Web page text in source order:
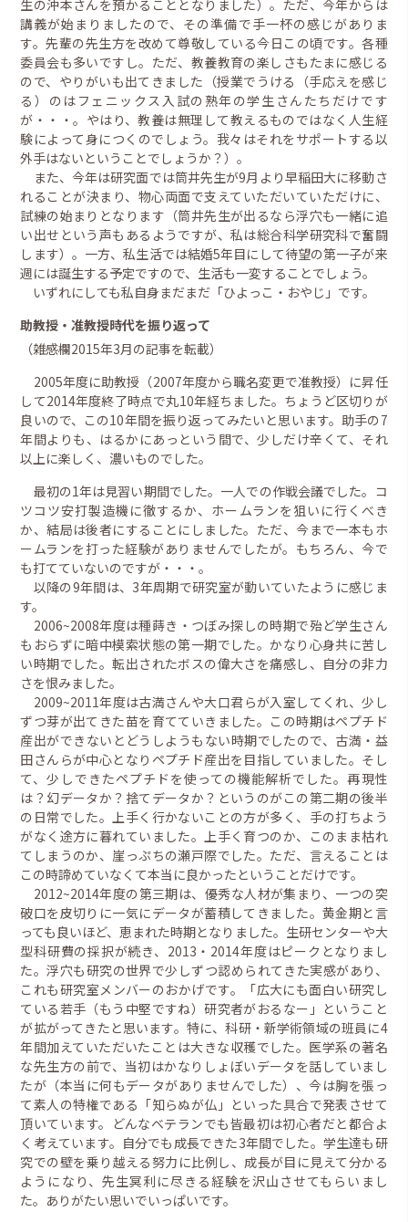
生の沖本さんを預かることとなりました）。ただ、今年からは
講義が始まりましたので、その準備で手一杯の感じがありま
す。先輩の先生方を改めて尊敬している今日この頃です。各種
委員会も多いですし。ただ、教養教育の楽しさもたまに感じる
ので、やりがいも出てきました（授業でうける（手応えを感じ
る）のはフェニックス入試の熟年の学生さんたちだけです
が・・・。やはり、教養は無理して教えるものではなく人生経
験によって身につくのでしょう。我々はそれをサポートする以
外手はないということでしょうか？）。
また、今年は研究面では筒井先生が9月より早稲田大に移動さ
れることが決まり、物心両面で支えていただいていただけに、
試練の始まりとなります（筒井先生が出るなら浮穴も一緒に追
い出せという声もあるようですが、私は総合科学研究科で奮闘
します）。一方、私生活では結婚5年目にして待望の第一子が来
週には誕生する予定ですので、生活も一変することでしょう。
いずれにしても私自身まだまだ「ひよっこ・おやじ」です。
助教授・准教授時代を振り返って
（雑感欄2015年3月の記事を転載）
2005年度に助教授（2007年度から職名変更で准教授）に昇任
して2014年度終了時点で丸10年経ちました。ちょうど区切りが
良いので、この10年間を振り返ってみたいと思います。助手の7
年間よりも、はるかにあっという間で、少しだけ辛くて、それ
以上に楽しく、濃いものでした。
最初の1年は見習い期間でした。一人での作戦会議でした。コ
ツコツ安打製造機に徹するか、ホームランを狙いに行くべき
か、結局は後者にすることにしました。ただ、今まで一本もホ
ームランを打った経験がありませんでしたが。もちろん、今で
も打てていないのですが・・・。
以降の9年間は、3年周期で研究室が動いていたように感じま
す。
2006~2008年度は種蒔き・つぼみ探しの時期で殆ど学生さん
もおらずに暗中模索状態の第一期でした。かなり心身共に苦し
い時期でした。転出されたボスの偉大さを痛感し、自分の非力
さを恨みました。
2009~2011年度は古満さんや大口君らが入室してくれ、少し
ずつ芽が出てきた苗を育てていきました。この時期はペプチド
産出ができないとどうしようもない時期でしたので、古満・益
田さんらが中心となりペプチド産出を目指していました。そし
て、少しできたペプチドを使っての機能解析でした。再現性
は？幻データか？捨てデータか？というのがこの第二期の後半
の日常でした。上手く行かないことの方が多く、手の打ちよう
がなく途方に暮れていました。上手く育つのか、このまま枯れ
てしまうのか、崖っぷちの瀬戸際でした。ただ、言えることは
この時諦めていなくて本当に良かったということだけです。
2012~2014年度の第三期は、優秀な人材が集まり、一つの突
破口を皮切りに一気にデータが蓄積してきました。黄金期と言
っても良いほど、恵まれた時期となりました。生研センターや大
型科研費の採択が続き、2013・2014年度はピークとなりまし
た。浮穴も研究の世界で少しずつ認められてきた実感があり、
これも研究室メンバーのおかげです。「広大にも面白い研究し
ている若手（もう中堅ですね）研究者がおるなー」ということ
が拡がってきたと思います。特に、科研・新学術領域の班員に4
年間加えていただいたことは大きな収穫でした。医学系の著名
な先生方の前で、当初はかなりしょぼいデータを話していまし
たが（本当に何もデータがありませんでした）、今は胸を張っ
て素人の特権である「知らぬが仏」といった具合で発表させて
頂いています。どんなベテランでも皆最初は初心者だと都合よ
く考えています。自分でも成長できた3年間でした。学生達も研
究での壁を乗り越える努力に比例し、成長が目に見えて分かる
ようになり、先生冥利に尽きる経験を沢山させてもらいまし
た。ありがたい思いでいっぱいです。